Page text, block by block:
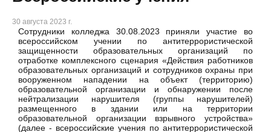
30 августа 2023 г.
Сотрудники колледжа 30.08.2023 приняли участие во
всероссийском учении по антитеррористической
защищенности образовательных организаций по
отработке комплексного сценария «Действия работников
образовательных организаций и сотрудников охраны при
вооруженном нападении на объект (территорию)
образовательной организации и обнаружении после
нейтрализации нарушителя (группы нарушителей)
размещенного в здании или на территории
образовательной организации взрывного устройства»
(далее - всероссийские учения по антитеррористической